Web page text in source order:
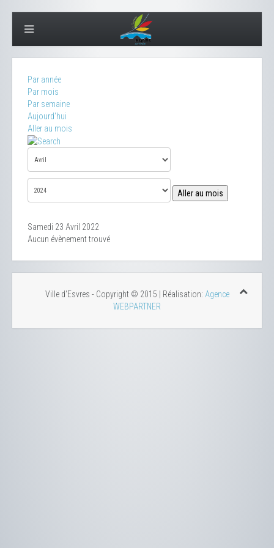
Par année
Par mois
Par semaine
Aujourd'hui
Aller au mois
Aller au mois
Samedi 23 Avril 2022
Aucun évènement trouvé
Ville d'Esvres - Copyright © 2015 | Réalisation: Agence
WEBPARTNER